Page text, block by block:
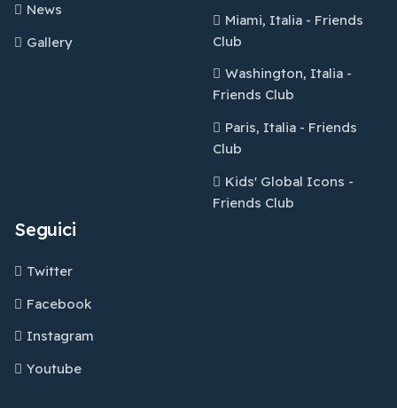
News
Gallery
Miami, Italia - Friends
Club
Washington, Italia -
Friends Club
Paris, Italia - Friends
Club
Kids' Global Icons -
Friends Club
Seguici
Twitter
Facebook
Instagram
Youtube